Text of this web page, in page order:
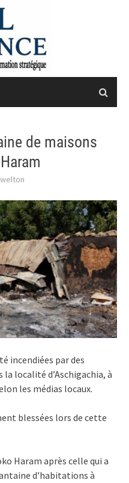
de maisons
incendiées par des
localité d’Aschigachia, à
les médias locaux.
blessées lors de cette
Haram après celle qui a
d’habitations à